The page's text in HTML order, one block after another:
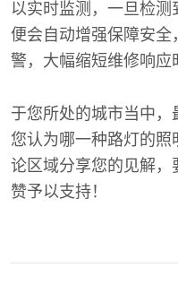
以实时监测，一旦检
便会自动增强保障安
警，大幅缩短维修响应
于您所处的城市当中，
您认为哪一种路灯的
论区域分享您的见解
赞予以支持！